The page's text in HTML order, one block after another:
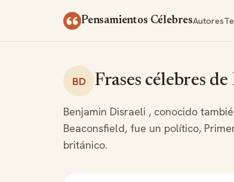
Pensamientos CélebresAutores
BD Frases célebres
Benjamin Disraeli , conocido
Beaconsfield, fue un político,
británico.